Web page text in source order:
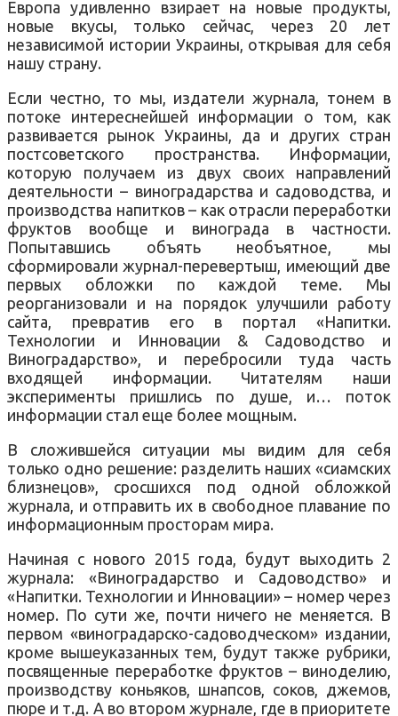
Европа удивленно взирает на новые продукты,
новые вкусы, только сейчас, через 20 лет
независимой истории Украины, открывая для себя
нашу страну.
Если честно, то мы, издатели журнала, тонем в
потоке интереснейшей информации о том, как
развивается рынок Украины, да и других стран
постсоветского пространства. Информации,
которую получаем из двух своих направлений
деятельности – виноградарства и садоводства, и
производства напитков – как отрасли переработки
фруктов вообще и винограда в частности.
Попытавшись объять необъятное, мы
сформировали журнал-перевертыш, имеющий две
первых обложки по каждой теме. Мы
реорганизовали и на порядок улучшили работу
сайта, превратив его в портал «Напитки.
Технологии и Инновации & Садоводство и
Виноградарство», и перебросили туда часть
входящей информации. Читателям наши
эксперименты пришлись по душе, и… поток
информации стал еще более мощным.
В сложившейся ситуации мы видим для себя
только одно решение: разделить наших «сиамских
близнецов», сросшихся под одной обложкой
журнала, и отправить их в свободное плавание по
информационным просторам мира.
Начиная с нового 2015 года, будут выходить 2
журнала: «Виноградарство и Садоводство» и
«Напитки. Технологии и Инновации» – номер через
номер. По сути же, почти ничего не меняется. В
первом «виноградарско-садоводческом» издании,
кроме вышеуказанных тем, будут также рубрики,
посвященные переработке фруктов – виноделию,
производству коньяков, шнапсов, соков, джемов,
пюре и т.д. А во втором журнале, где в приоритете